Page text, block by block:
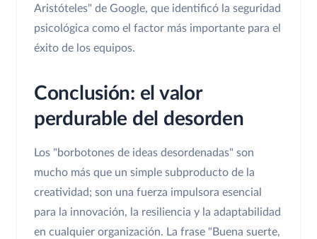
Aristóteles" de Google, que identificó la seguridad
psicológica como el factor más importante para el
éxito de los equipos.
Conclusión: el valor
perdurable del desorden
Los "borbotones de ideas desordenadas" son
mucho más que un simple subproducto de la
creatividad; son una fuerza impulsora esencial
para la innovación, la resiliencia y la adaptabilidad
en cualquier organización. La frase "Buena suerte,